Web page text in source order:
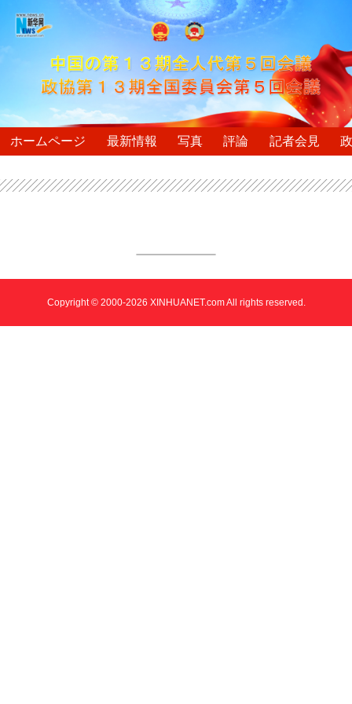
ホームページ 最新情報 写真 評論 記者会見
Copyright © 2000-2026 XINHUANET.com All rights reserved.